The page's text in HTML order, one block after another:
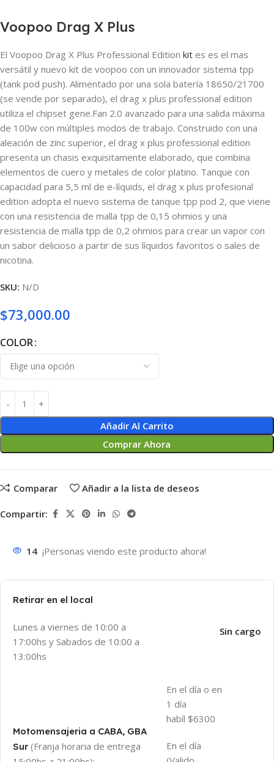
Voopoo Drag X Plus
El Voopoo Drag X Plus Professional Edition kit es es el mas
versátil y nuevo kit de voopoo con un innovador sistema tpp
(tank pod push). Alimentado por una sola batería 18650/21700
(se vende por separado), el drag x plus professional edition
utiliza el chipset gene.Fan 2.0 avanzado para una salida máxima
de 100w con múltiples modos de trabajo. Construido con una
aleación de zinc superior, el drag x plus professional edition
presenta un chasis exquisitamente elaborado, que combina
elementos de cuero y metales de color platino. Tanque con
capacidad para 5,5 ml de e-líquids, el drag x plus profesional
edition adopta el nuevo sistema de tanque tpp pod 2, que viene
con una resistencia de malla tpp de 0,15 ohmios y una
resistencia de malla tpp de 0,2 ohmios para crear un vapor con
un sabor delicioso a partir de sus líquidos favoritos o sales de
nicotina.
SKU: N/D
$73,000.00
COLOR
Añadir Al Carrito
Comprar Ahora
Comparar Añadir a la lista de deseos
Compartir:
14 ¡Personas viendo este producto ahora!
Retirar en el local
Lunes a viernes de 10:00 a
17:00hs y Sabados de 10:00 a
13:00hs
Sin cargo
Motomensajeria a CABA, GBA
Sur (Franja horaria de entrega
En el día o en
1 día
habíl $6300
En el día